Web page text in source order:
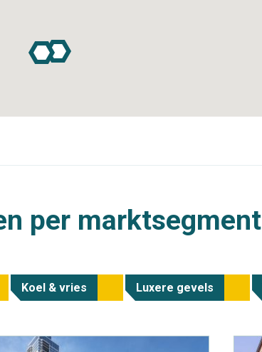
per marktsegment
Koel & vries Luxere gevels